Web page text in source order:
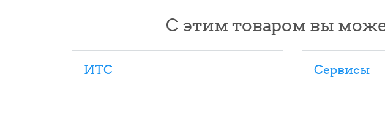
С этим товаром вы
ИТС Сервисы